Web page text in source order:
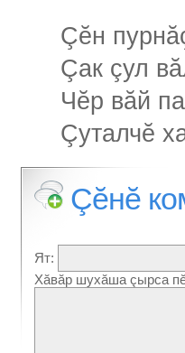
Çĕн
Çак çул
Чĕр вăй
Çуталчĕ
Çĕнĕ
Ят:
Хăвăр шухăша çырса